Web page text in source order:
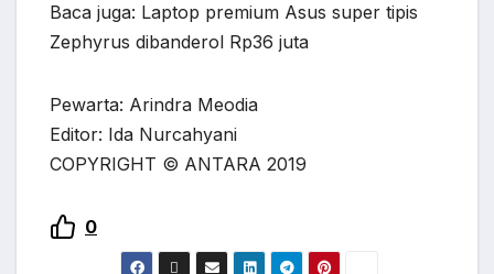
Baca juga: Laptop premium Asus super tipis
Zephyrus dibanderol Rp36 juta
Pewarta: Arindra Meodia
Editor: Ida Nurcahyani
COPYRIGHT © ANTARA 2019
0